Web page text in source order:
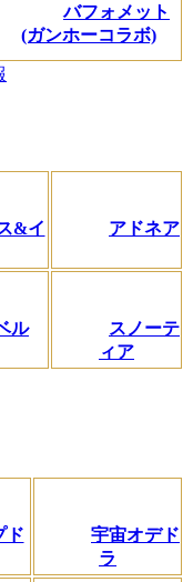
バフォメット
(ガンホーコラボ)
&イ
アドネア
ル
スノーテ
ィア
ド
宇宙オデド
ラ